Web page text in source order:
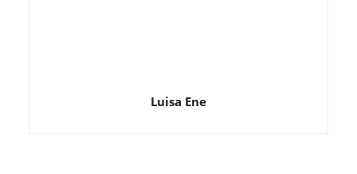
Luisa Ene